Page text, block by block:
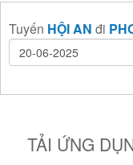
Tuyến HỘI AN đi
TẢI ỨNG